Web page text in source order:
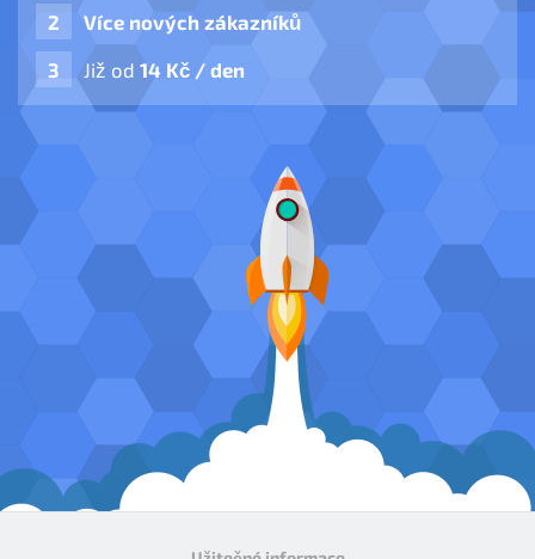
Více nových zákazníků
Již od 14 Kč / den